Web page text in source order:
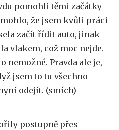
pomohli těmi začátky
že jsem kvůli práci
začít řídit auto, jinak
vlakem, což moc nejde.
nemožné. Pravda ale je,
jsem to tu všechno
odejít. (smích)
postupně přes